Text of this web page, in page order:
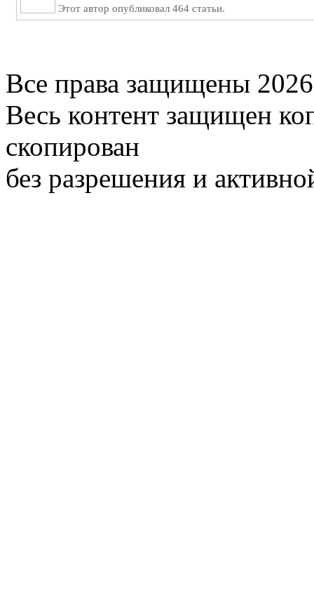
Этот автор опубликовал 464 статьи.
Все права защищены 2026
Весь контент защищен
скопирован
без разрешения и